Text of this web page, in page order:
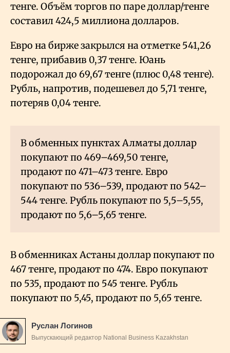
тенге. Объём торгов по паре доллар/тенге
составил 424,5 миллиона долларов.
Евро на бирже закрылся на отметке 541,26
тенге, прибавив 0,37 тенге. Юань
подорожал до 69,67 тенге (плюс 0,48 тенге).
Рубль, напротив, подешевел до 5,71 тенге,
потеряв 0,04 тенге.
В обменных пунктах Алматы доллар
покупают по 469–469,50 тенге,
продают по 471–473 тенге. Евро
покупают по 536–539, продают по 542–
544 тенге. Рубль покупают по 5,5–5,55,
продают по 5,6–5,65 тенге.
В обменниках Астаны доллар покупают по
467 тенге, продают по 474. Евро покупают
по 535, продают по 545 тенге. Рубль
покупают по 5,45, продают по 5,65 тенге.
Руслан Логинов
Выпускающий редактор National Business Kazakhstan